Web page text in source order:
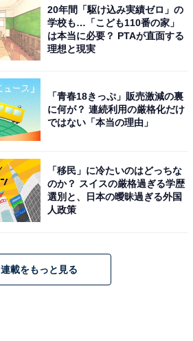
口春奈さん。2007年、女子中学
誌『nicola』（新潮社）のオーデ
を獲得し、モデル活動をスター
系）で主演を務めるなど、高い演
す。
「バラエティでも面白く、可愛ら
ています（31歳女性）」「あんな
るのに、サバサバしてお笑い好き
（45歳男性）」といった声が寄せ
20年間「駆け込み実績ゼロ」の
学校も…「こども110番の家」
は本当に必要？ PTAが直面する
理想と現実
「青春18きっぷ」販売激減の裏
に何が？ 連続利用の厳格化だけ
ではない「本当の理由」
「移民」に冷たいのはどっちな
のか？ スイスの厳格過ぎる学歴
選別と、日本の曖昧過ぎる外国
人政策
連載をもっと見る